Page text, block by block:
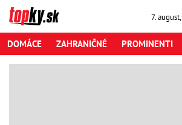
7. august,
DOMÁCE ZAHRANIČNÉ PROMINENTI